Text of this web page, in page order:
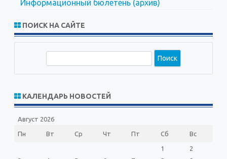
Информационный бюлетень (архив)
ПОИСК НА САЙТЕ
с
к
КАЛЕНДАРЬ НОВОСТЕЙ
Август 2026
Пн Вт Ср Чт Пт Сб Вс
1
2